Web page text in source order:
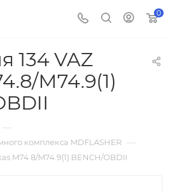
0
134 VAZ
M74.9(1)
—
комплекса MDFLASHER —
M74.8/M74.9(1) BENCH/OBDII